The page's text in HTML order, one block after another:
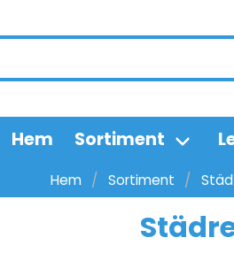
Hem Sortiment
Hem Sortiment